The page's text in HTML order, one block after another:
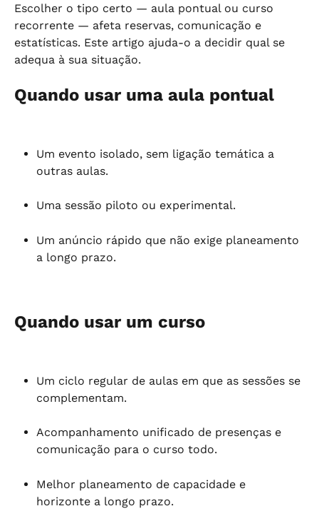
Escolher o tipo certo — aula pontual ou curso
recorrente — afeta reservas, comunicação e
estatísticas. Este artigo ajuda-o a decidir qual se
adequa à sua situação.
Quando usar uma aula pontual
Um evento isolado, sem ligação temática a
outras aulas.
Uma sessão piloto ou experimental.
Um anúncio rápido que não exige planeamento
a longo prazo.
Quando usar um curso
Um ciclo regular de aulas em que as sessões se
complementam.
Acompanhamento unificado de presenças e
comunicação para o curso todo.
Melhor planeamento de capacidade e
horizonte a longo prazo.